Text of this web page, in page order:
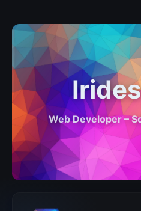
Web Developer –